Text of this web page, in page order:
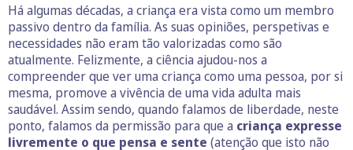
Há algumas décadas, a criança era vista como um membro
passivo dentro da família. As suas opiniões, perspetivas e
necessidades não eram tão valorizadas como são
atualmente. Felizmente, a ciência ajudou-nos a
compreender que ver uma criança como uma pessoa, por si
mesma, promove a vivência de uma vida adulta mais
saudável. Assim sendo, quando falamos de liberdade, neste
ponto, falamos da permissão para que a criança expresse
livremente o que pensa e sente (atenção que isto não